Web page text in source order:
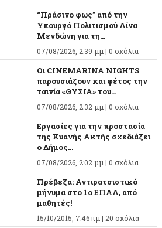
“Πράσινο φως” από την
Υπουργό Πολιτισμού Λίνα
Μενδώνη για τη...
07/08/2026, 2:39 μμ | 0 σχόλια
Οι CINEMARINA NIGHTS
παρουσιάζουν και φέτος την
ταινία «ΘΥΣΙΑ» του...
07/08/2026, 2:32 μμ | 0 σχόλια
Εργασίες για την προστασία
της Κυανής Ακτής σχεδιάζει
ο Δήμος...
07/08/2026, 2:02 μμ | 0 σχόλια
Πρέβεζα: Αντιρατσιστικό
μήνυμα στο 1ο ΕΠΑΛ, από
μαθητές!
15/10/2015, 7:46 πμ | 20 σχόλια